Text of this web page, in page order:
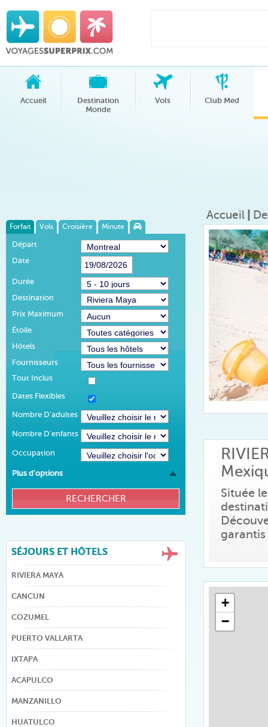
Accueil
Destination
Monde
Vols Club Med
Forfait Vols Croisière Minute
Départ
Date
Durée
Destination
Prix Maximum
Étoile
Hôtels
Fournisseurs
Tout Inclus
Dates Flexibles
Nombre D'adultes
Nombre D'enfants
Occupation
Plus d'options
SÉJOURS ET HÔTELS
RIVIERA MAYA
CANCUN
COZUMEL
PUERTO VALLARTA
IXTAPA
ACAPULCO
MANZANILLO
HUATULCO
Accueil
Située
+
−